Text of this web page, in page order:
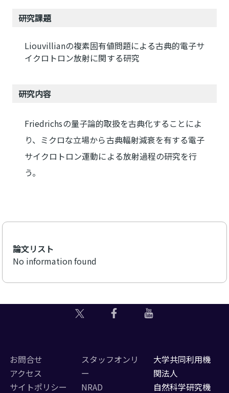
研究課題
Liouvillianの複素固有値問題による古典的電子サ
イクロトロン放射に関する研究
研究内容
Friedrichsの量子論的取扱を古典化することによ
り、ミクロな立場から古典輻射減衰を有する電子
サイクロトロン運動による放射過程の研究を行
う。
論文リスト
No information found
お問合せ
アクセス
サイトポリシー
スタッフオンリ
ー
NRAD
大学共同利用機
関法人
自然科学研究機